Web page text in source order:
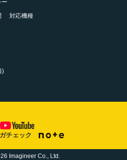
ー
対応機種
)
チェック
Imagineer Co., Ltd.